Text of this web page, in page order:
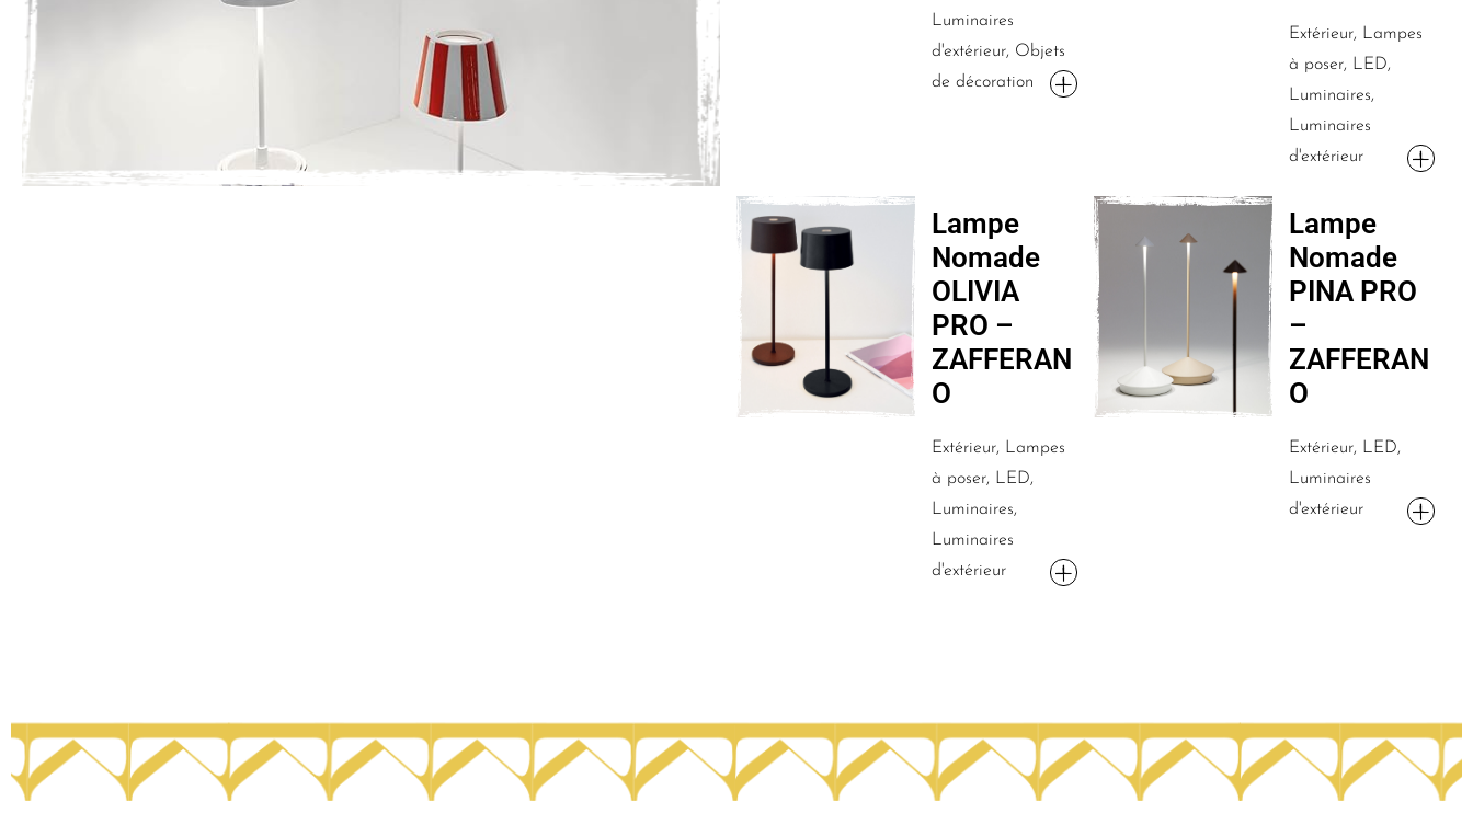
Luminaires
d'extérieur, Objets
de décoration
Extérieur, Lampes
à poser, LED,
Luminaires,
Luminaires
d'extérieur
Lampe
Nomade
OLIVIA
PRO –
ZAFFERAN
O
Extérieur, Lampes
à poser, LED,
Luminaires,
Luminaires
d'extérieur
Lampe
Nomade
PINA PRO
–
ZAFFERAN
O
Extérieur, LED,
Luminaires
d'extérieur